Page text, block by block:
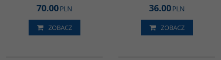
70.00PLN
ZOBACZ
36.00PLN
ZOBACZ